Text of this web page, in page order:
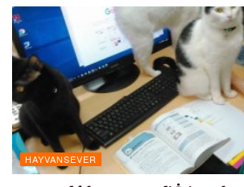
HAYVANSEVER